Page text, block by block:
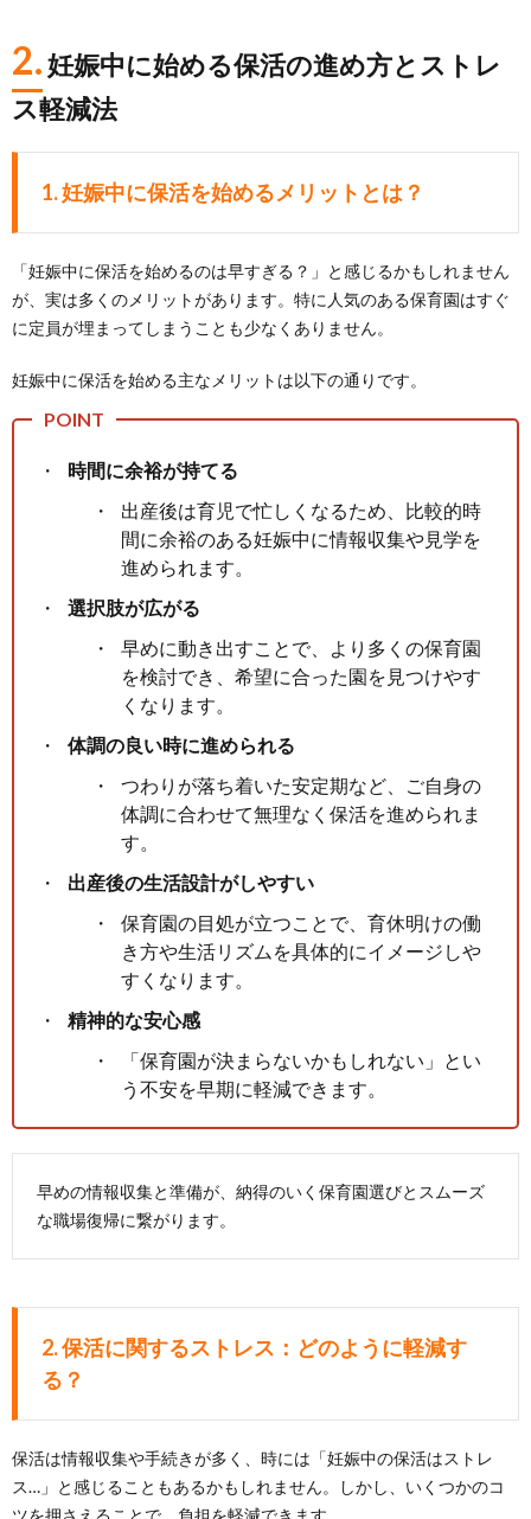
2.妊娠中に始める保活の進め方とストレ
ス軽減法
1. 妊娠中に保活を始めるメリットとは？
「妊娠中に保活を始めるのは早すぎる？」と感じるかもしれません
が、実は多くのメリットがあります。特に人気のある保育園はすぐ
に定員が埋まってしまうことも少なくありません。
妊娠中に保活を始める主なメリットは以下の通りです。
時間に余裕が持てる
出産後は育児で忙しくなるため、比較的時
間に余裕のある妊娠中に情報収集や見学を
進められます。
選択肢が広がる
早めに動き出すことで、より多くの保育園
を検討でき、希望に合った園を見つけやす
くなります。
体調の良い時に進められる
つわりが落ち着いた安定期など、ご自身の
体調に合わせて無理なく保活を進められま
す。
出産後の生活設計がしやすい
保育園の目処が立つことで、育休明けの働
き方や生活リズムを具体的にイメージしや
すくなります。
精神的な安心感
「保育園が決まらないかもしれない」とい
う不安を早期に軽減できます。
早めの情報収集と準備が、納得のいく保育園選びとスムーズ
な職場復帰に繋がります。
2. 保活に関するストレス：どのように軽減す
る？
保活は情報収集や手続きが多く、時には「妊娠中の保活はストレ
ス…」と感じることもあるかもしれません。しかし、いくつかのコ